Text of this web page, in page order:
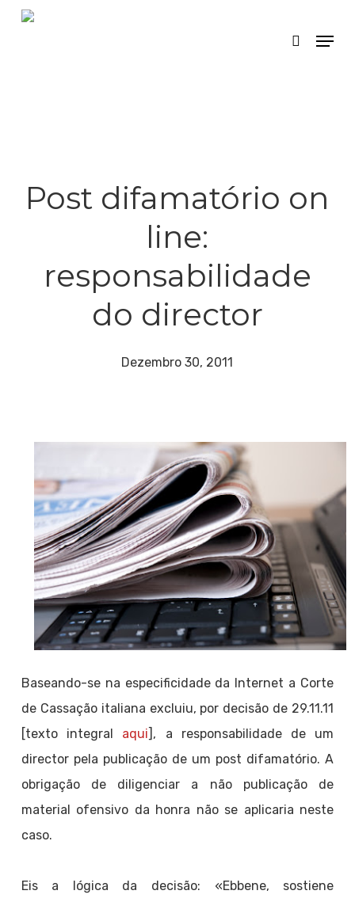
Skip
search
Menu
Post difamatório on
line:
responsabilidade
do director
Dezembro 30, 2011
Baseando-se na especificidade da Internet a Corte
de Cassação italiana excluiu, por decisão de 29.11.11
[texto integral aqui], a responsabilidade de um
director pela publicação de um post difamatório. A
obrigação de diligenciar a não publicação de
material ofensivo da honra não se aplicaria neste
caso.
Eis a lógica da decisão: «Ebbene, sostiene